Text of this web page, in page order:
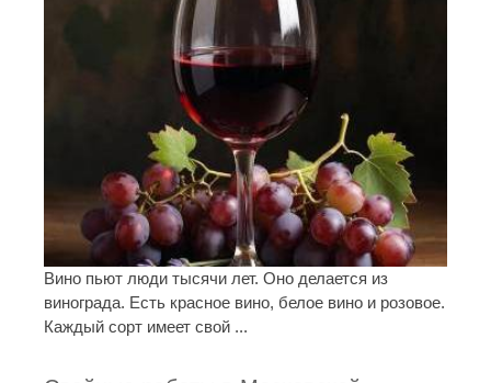
Вино пьют люди тысячи лет. Оно делается из
винограда. Есть красное вино, белое вино и розовое.
Каждый сорт имеет свой ...